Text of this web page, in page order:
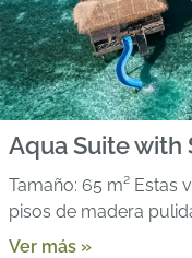
Aqua Suite with
Tamaño: 65 m² Estas
pisos de madera
Ver más »